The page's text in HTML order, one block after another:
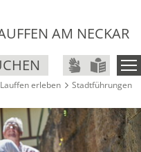
AM NECKAR
Lauffen erleben
Stadt­führungen